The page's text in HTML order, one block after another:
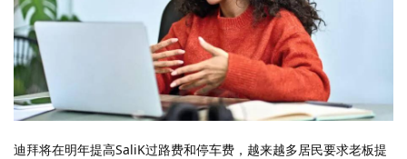
迪拜将在明年提高SaliK过路费和停车费，越来越多居民要求老板提